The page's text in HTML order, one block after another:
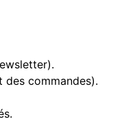
des commandes).